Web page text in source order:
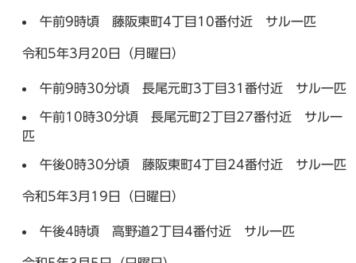
午前9時頃 藤阪東町4丁目10番付近 サル一匹
令和5年3月20日（月曜日）
午前9時30分頃 長尾元町3丁目31番付近 サル一匹
午前10時30分頃 長尾元町2丁目27番付近 サル一
匹
午後0時30分頃 藤阪東町4丁目24番付近 サル一匹
令和5年3月19日（日曜日）
午後4時頃 高野道2丁目4番付近 サル一匹